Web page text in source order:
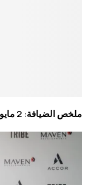
ملخص الضيافة: 2 مايو 2026